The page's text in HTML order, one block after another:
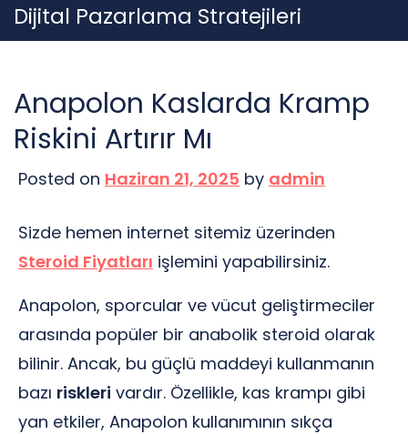
Skip
to
Dijital Pazarlama Stratejileri
Anapolon Kaslarda Kramp
Riskini Artırır Mı
Posted on Haziran 21, 2025 by admin
Sizde hemen internet sitemiz üzerinden
Steroid Fiyatları işlemini yapabilirsiniz.
Anapolon, sporcular ve vücut geliştirmeciler
arasında popüler bir anabolik steroid olarak
bilinir. Ancak, bu güçlü maddeyi kullanmanın
bazı riskleri vardır. Özellikle, kas krampı gibi
yan etkiler, Anapolon kullanımının sıkça